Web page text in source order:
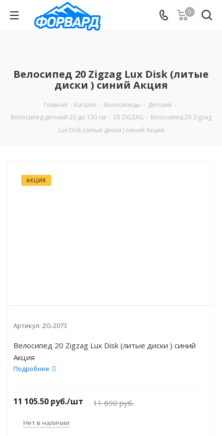
0
Велосипед 20 Zigzag Lux Disk (литые
диски ) синий Акция
Главная - Каталог - Велосипеды - Детский -
Велосипед детский 20 до 130 см - 20 ZIGZAG - Велосипед 20 Zigzag
Lux Disk (литые диски ) синий Акция
АКЦИЯ
Артикул: ZG-2073
Велосипед 20 Zigzag Lux Disk (литые диски ) синий
Акция
Подробнее
11 105.50 руб./шт 11 690руб.
Нет в наличии